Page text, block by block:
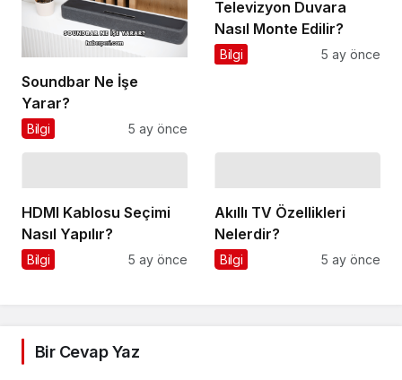
Soundbar Ne İşe
Yarar?
Bilgi 5 ay önce
Televizyon Duvara
Nasıl Monte Edilir?
Bilgi 5 ay önce
HDMI Kablosu Seçimi
Nasıl Yapılır?
Bilgi 5 ay önce
Akıllı TV Özellikleri
Nelerdir?
Bilgi 5 ay önce
Bir Cevap Yaz